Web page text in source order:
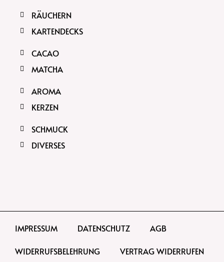
RÄUCHERN
KARTENDECKS
CACAO
MATCHA
AROMA
KERZEN
SCHMUCK
DIVERSES
IMPRESSUM DATENSCHUTZ AGB
WIDERRUFSBELEHRUNG VERTRAG WIDERRUFEN